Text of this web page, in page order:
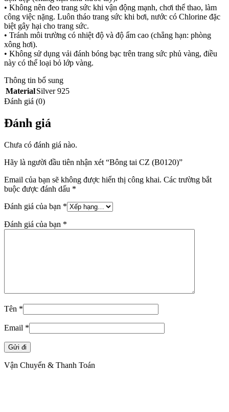
• Không nên đeo trang sức khi vận động mạnh, chơi thể thao, làm
công việc nặng. Luôn tháo trang sức khi bơi, nước có Chlorine đặc
biệt gây hại cho trang sức.
• Tránh môi trường có nhiệt độ và độ ẩm cao (chẳng hạn: phòng
xông hơi).
• Không sử dụng vải đánh bóng bạc trên trang sức phủ vàng, điều
này có thể loại bỏ lớp vàng.
Thông tin bổ sung
MaterialSilver 925
Đánh giá (0)
Đánh giá
Chưa có đánh giá nào.
Hãy là người đầu tiên nhận xét “Bông tai CZ (B0120)”
Email của bạn sẽ không được hiển thị công khai. Các trường bắt
buộc được đánh dấu *
Đánh giá của bạn *
Đánh giá của bạn *
Tên *
Email *
Vận Chuyển & Thanh Toán